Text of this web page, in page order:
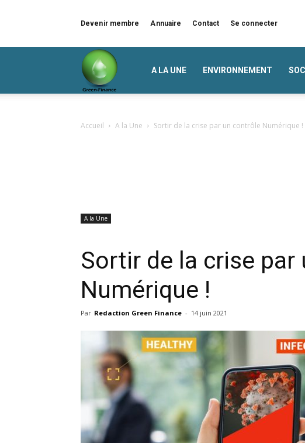
Devenir membre Annuaire Contact Se connecter
A LA UNE ENVIRONNEMENT
Accueil A la Une Sortir de la crise par un contrôle Numérique !
A la Une
Sortir de la crise
Numérique !
Par Redaction Green Finance - 14 juin 2021